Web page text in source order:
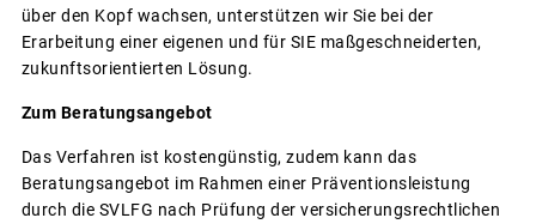
über den Kopf wachsen, unterstützen wir Sie bei der
Erarbeitung einer eigenen und für SIE maßgeschneiderten,
zukunftsorientierten Lösung.
Zum Beratungsangebot
Das Verfahren ist kostengünstig, zudem kann das
Beratungsangebot im Rahmen einer Präventionsleistung
durch die SVLFG nach Prüfung der versicherungsrechtlichen